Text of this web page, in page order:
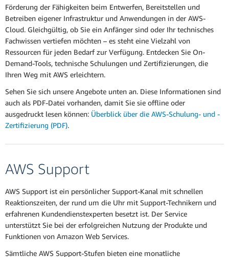
Förderung der Fähigkeiten beim Entwerfen, Bereitstellen und
Betreiben eigener Infrastruktur und Anwendungen in der AWS-
Cloud. Gleichgültig, ob Sie ein Anfänger sind oder Ihr technisches
Fachwissen vertiefen möchten – es steht eine Vielzahl von
Ressourcen für jeden Bedarf zur Verfügung. Entdecken Sie On-
Demand-Tools, technische Schulungen und Zertifizierungen, die
Ihren Weg mit AWS erleichtern.
Sehen Sie sich unsere Angebote unten an. Diese Informationen sind
auch als PDF-Datei vorhanden, damit Sie sie offline oder
ausgedruckt lesen können: Überblick über die AWS-Schulung- und -
Zertifizierung (PDF).
AWS Support
AWS Support ist ein persönlicher Support-Kanal mit schnellen
Reaktionszeiten, der rund um die Uhr mit Support-Technikern und
erfahrenen Kundendienstexperten besetzt ist. Der Service
unterstützt Sie bei der erfolgreichen Nutzung der Produkte und
Funktionen von Amazon Web Services.
Sämtliche AWS Support-Stufen bieten eine monatliche